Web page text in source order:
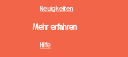
Neuigkeiten
Mehr erfahren
Hilfe